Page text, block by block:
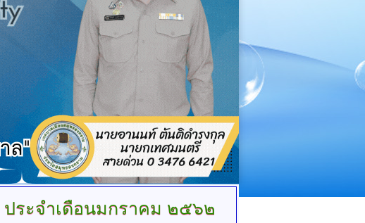
ประจำเดือนมกราคม ๒๕๖๒